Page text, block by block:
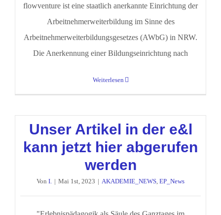
flowventure ist eine staatlich anerkannte Einrichtung der
Arbeitnehmerweiterbildung im Sinne des
Arbeitnehmerweiterbildungsgesetzes (AWbG) in NRW.
Die Anerkennung einer Bildungseinrichtung nach
Weiterlesen
Unser Artikel in der e&l
kann jetzt hier abgerufen
werden
Von I. | Mai 1st, 2023 | AKADEMIE_NEWS, EP_News